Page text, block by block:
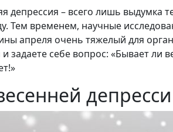
депрессия – всего лишь выдумка
Тем временем, научные
апреля очень тяжелый для
задаете себе вопрос: «Бывает ли